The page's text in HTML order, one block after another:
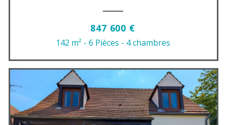
847 600 €
142 m² - 6 Pièces - 4 chambres